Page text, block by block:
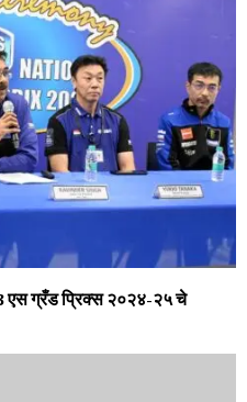
3 एस ग्रँड प्रिक्स २०२४-२५ चे